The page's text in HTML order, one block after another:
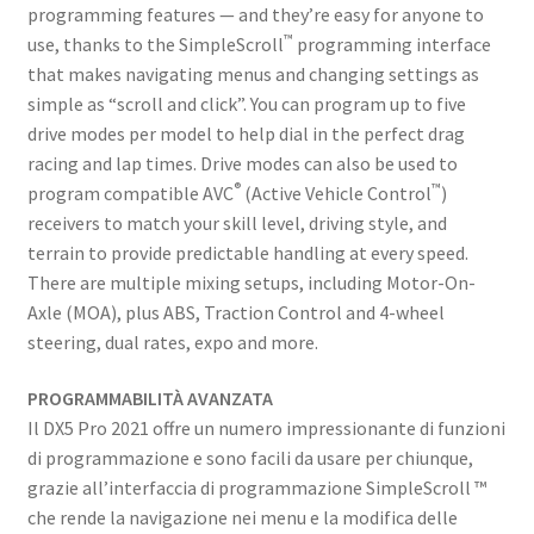
programming features — and they’re easy for anyone to
use, thanks to the SimpleScroll™ programming interface
that makes navigating menus and changing settings as
simple as “scroll and click”. You can program up to five
drive modes per model to help dial in the perfect drag
racing and lap times. Drive modes can also be used to
program compatible AVC®(Active Vehicle Control™)
receivers to match your skill level, driving style, and
terrain to provide predictable handling at every speed.
There are multiple mixing setups, including Motor-On-
Axle (MOA), plus ABS, Traction Control and 4-wheel
steering, dual rates, expo and more.
PROGRAMMABILITÀ AVANZATA
Il DX5 Pro 2021 offre un numero impressionante di funzioni
di programmazione e sono facili da usare per chiunque,
grazie all’interfaccia di programmazione SimpleScroll ™
che rende la navigazione nei menu e la modifica delle